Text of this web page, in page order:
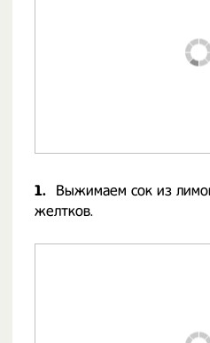
1.
Выжимаем сок из
желтков.